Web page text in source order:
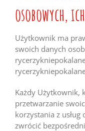
osobowych,
Użytkownik ma
swoich danych
Każdy Użytkownik,
przetwarzanie
korzystania z
zwrócić